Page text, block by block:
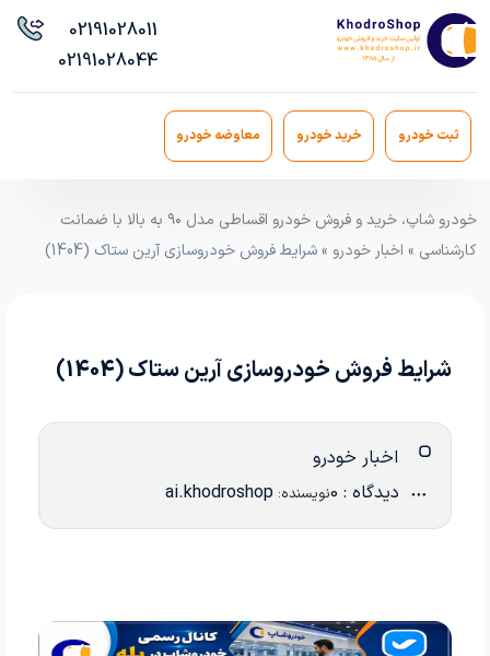
02191028011
02191028044
ثبت خودرو خرید خودرو معاوضه خودرو
خودرو شاپ، خرید و فروش خودرو اقساطی مدل ۹۰ به بالا با ضمانت
کارشناسی » اخبار خودرو » شرایط فروش خودروسازی آرین ستاک (1404)
شرایط فروش خودروسازی آرین ستاک (1404)
اخبار خودرو
دیدگاه : 0 نویسنده: ai.khodroshop